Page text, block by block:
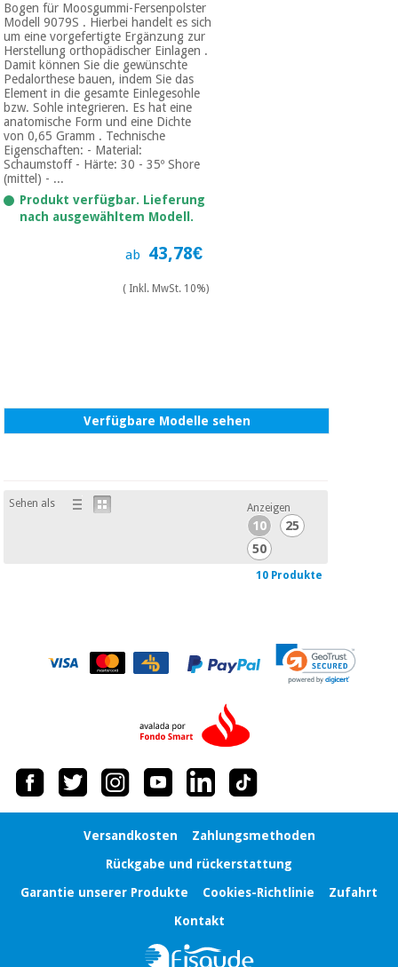
Bogen für Moosgummi-Fersenpolster
Modell 9079S . Hierbei handelt es sich
um eine vorgefertigte Ergänzung zur
Herstellung orthopädischer Einlagen .
Damit können Sie die gewünschte
Pedalorthese bauen, indem Sie das
Element in die gesamte Einlegesohle
bzw. Sohle integrieren. Es hat eine
anatomische Form und eine Dichte
von 0,65 Gramm . Technische
Eigenschaften: - Material:
Schaumstoff - Härte: 30 - 35º Shore
(mittel) - ...
Produkt verfügbar. Lieferung
nach ausgewähltem Modell.
ab 43,78€
( Inkl. MwSt. 10%)
Verfügbare Modelle sehen
Sehen als Anzeigen
10
25
50
10 Produkte
Versandkosten
Zahlungsmethoden
Rückgabe und rückerstattung
Garantie unserer Produkte
Cookies-Richtlinie
Zufahrt
Kontakt